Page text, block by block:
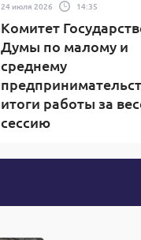
24 июля 2026 14:35
Комитет
Думы по малому и
среднему
итоги работы за
сессию